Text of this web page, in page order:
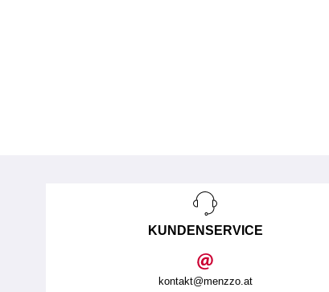
KUNDENSERVICE
kontakt@menzzo.at